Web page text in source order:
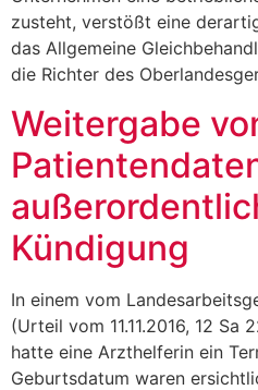
zusteht, verstößt eine
das Allgemeine
die Richter des
Weitergabe
Kündigung
In einem vom
(Urteil vom 11.11.2016, 12 Sa
hatte eine Arzthelferin ein
Geburtsdatum waren